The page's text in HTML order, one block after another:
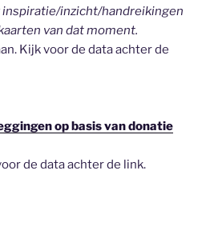
inspiratie/inzicht/handreikingen
van dat moment.
Kijk voor de data achter de
op basis van donatie
de data achter de link.